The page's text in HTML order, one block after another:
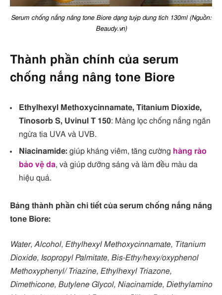
Serum chống nắng nâng tone Biore dạng tuýp dung tích 130ml (Nguồn:
Beaudy.vn)
Thành phần chính của serum
chống nắng nâng tone Biore
Ethylhexyl Methoxycinnamate, Titanium Dioxide,
Tinosorb S, Uvinul T 150: Màng lọc chống nắng ngăn
ngừa tia UVA và UVB.
Niacinamide: giúp kháng viêm, tăng cường hàng rào
bảo vệ da, và giúp dưỡng sáng và làm đều màu da
hiệu quả.
Bảng thành phần chi tiết của serum chống nắng nâng
tone Biore:
Water, Alcohol, Ethylhexyl Methoxycinnamate, Titanium
Dioxide, Isopropyl Palmitate, Bis-Ethy/hexy/oxyphenol
Methoxyphenyl/ Triazine, Ethylhexyl Triazone,
Dimethicone, Butylene Glycol, Niacinamide, Diethylamino